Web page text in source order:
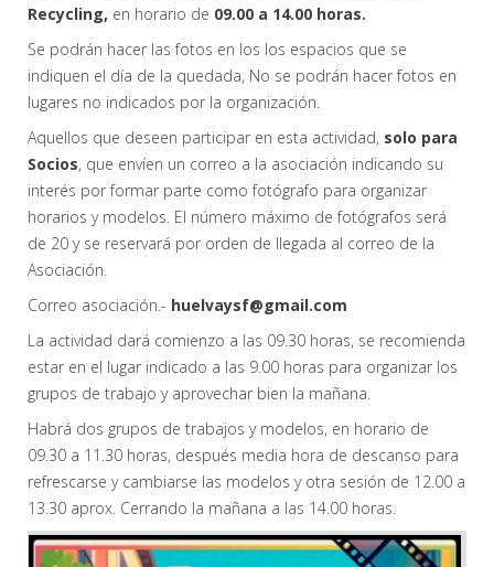
Recycling, en horario de 09.00 a 14.00 horas.
Se podrán hacer las fotos en los los espacios que se
indiquen el día de la quedada, No se podrán hacer fotos en
lugares no indicados por la organización.
Aquellos que deseen participar en esta actividad, solo para
Socios, que envíen un correo a la asociación indicando su
interés por formar parte como fotógrafo para organizar
horarios y modelos. El número máximo de fotógrafos será
de 20 y se reservará por orden de llegada al correo de la
Asociación.
Correo asociación.- huelvaysf@gmail.com
La actividad dará comienzo a las 09.30 horas, se recomienda
estar en el lugar indicado a las 9.00 horas para organizar los
grupos de trabajo y aprovechar bien la mañana.
Habrá dos grupos de trabajos y modelos, en horario de
09.30 a 11.30 horas, después media hora de descanso para
refrescarse y cambiarse las modelos y otra sesión de 12.00 a
13.30 aprox. Cerrando la mañana a las 14.00 horas.